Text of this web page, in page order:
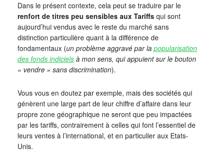
Dans le présent contexte, cela peut se traduire par le
renfort de titres peu sensibles aux Tariffsqui sont
aujourd’hui vendus avec le reste du marché sans
distinction particulière quant à la différence de
fondamentaux (un problème aggravé par la popularisation
des fonds indicielsà mon sens, qui appuient sur le bouton
« vendre » sans discrimination).
Vous vous en doutez par exemple, mais des sociétés qui
génèrent une large part de leur chiffre d’affaire dans leur
propre zone géographique ne seront que peu impactées
par les tariffs, contrairement à celles qui font l’essentiel de
leurs ventes à l’international, et en particulier aux Etats-
Unis.